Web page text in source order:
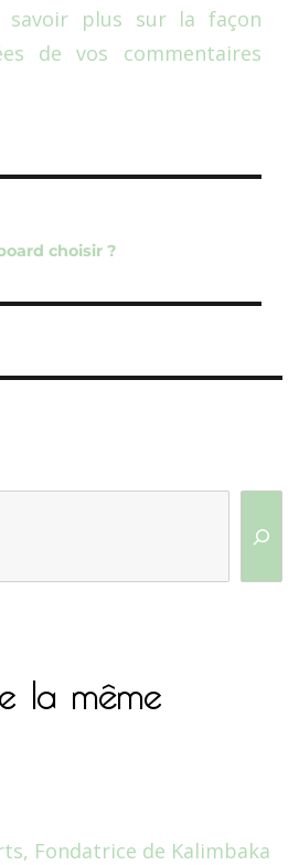
savoir plus sur la façon
de vos commentaires
choisir ?
la même
Fondatrice de Kalimbaka